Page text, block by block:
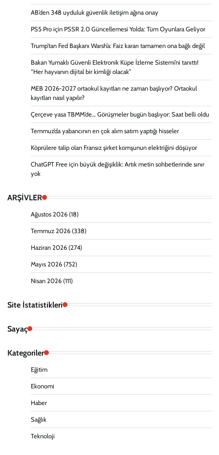
AB’den 348 uyduluk güvenlik iletişim ağına onay
PS5 Pro için PSSR 2.0 Güncellemesi Yolda: Tüm Oyunlara Geliyor
Trump’tan Fed Başkanı Warsh’a: Faiz kararı tamamen ona bağlı değil
Bakan Yumaklı Güvenli Elektronik Küpe İzleme Sistemi’ni tanıttı!
“Her hayvanın dijital bir kimliği olacak”
MEB 2026-2027 ortaokul kayıtları ne zaman başlıyor? Ortaokul
kayıtları nasıl yapılır?
Çerçeve yasa TBMM’de… Görüşmeler bugün başlıyor: Saat belli oldu
Temmuz’da yabancının en çok alım satım yaptığı hisseler
Köprülere talip olan Fransız şirket komşunun elektriğini döşüyor
ChatGPT Free için büyük değişiklik: Artık metin sohbetlerinde sınır
yok
ARŞİVLER
Ağustos 2026 (18)
Temmuz 2026 (338)
Haziran 2026 (274)
Mayıs 2026 (752)
Nisan 2026 (111)
Site İstatistikleri
Sayaç
Kategoriler
Eğitim
Ekonomi
Haber
Sağlık
Teknoloji